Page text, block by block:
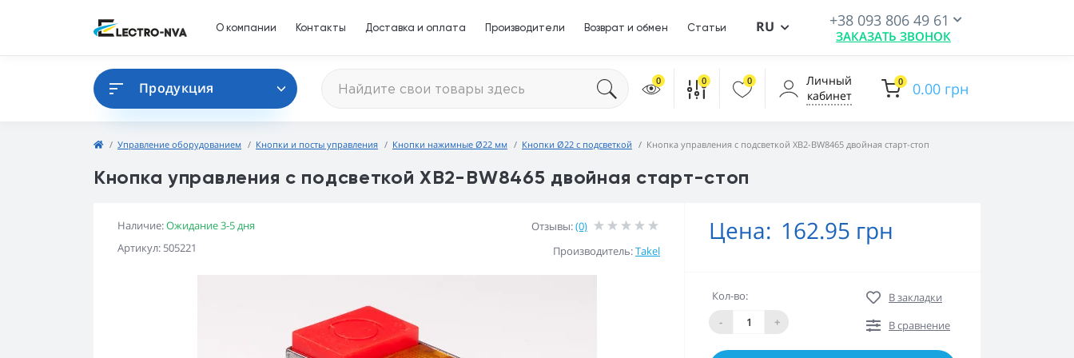
О компании Контакты Доставка и оплата Производители Возврат и обмен Статьи RU +38 093 806 49 61
ЗАКАЗАТЬ ЗВОНОК
Продукция 0 0 0
Личный
кабинет
0 0.00 грн
Управление оборудованием Кнопки и посты управления Кнопки нажимные Ø22 мм Кнопки Ø22 с подсветкой Кнопка управления с подсветкой XB2-BW8465 двойная старт-стоп
Кнопка управления с подсветкой XB2-BW8465 двойная старт-стоп
Наличие:Ожидание 3-5 дня
Артикул: 505221
Отзывы:(0)
Производитель:Takel
Цена: 162.95 грн
Кол-во:
-
+
В закладки
В сравнение